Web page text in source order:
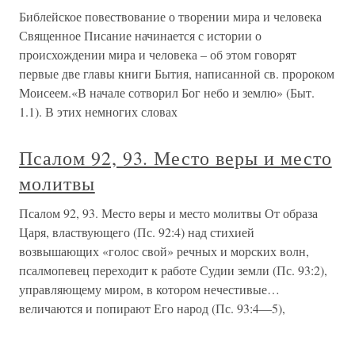
Библейское повествование о творении мира и человека
Священное Писание начинается с истории о
происхождении мира и человека – об этом говорят
первые две главы книги Бытия, написанной св. пророком
Моисеем.«В начале сотворил Бог небо и землю» (Быт.
1.1). В этих немногих словах
Псалом 92, 93. Место веры и место
молитвы
Псалом 92, 93. Место веры и место молитвы От образа
Царя, властвующего (Пс. 92:4) над стихией
возвышающих «голос свой» речных и морских волн,
псалмопевец переходит к работе Судии земли (Пс. 93:2),
управляющему миром, в котором нечестивые…
величаются и попирают Его народ (Пс. 93:4—5),